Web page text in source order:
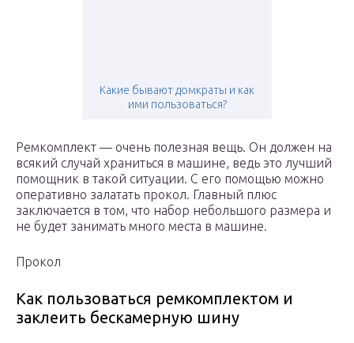
Какие бывают домкраты и как
ими пользоваться?
Ремкомплект — очень полезная вещь. Он должен на
всякий случай храниться в машине, ведь это лучший
помощник в такой ситуации. С его помощью можно
оперативно залатать прокол. Главный плюс
заключается в том, что набор небольшого размера и
не будет занимать много места в машине.
Прокол
Как пользоваться ремкомплектом и
заклеить бескамерную шину